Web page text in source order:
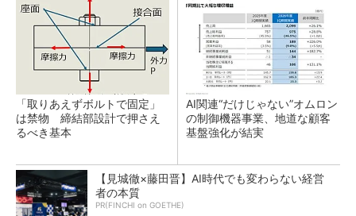
「取りあえずボルトで固定」
は禁物 締結部設計で押さえ
るべき基本
AI関連“だけじゃない”オムロン
の制御機器事業、地道な顧客
基盤強化が結実
【見城徹×藤田晋】AI時代でも変わらない経営
者の本質
PR(FINCHI on GOETHE)